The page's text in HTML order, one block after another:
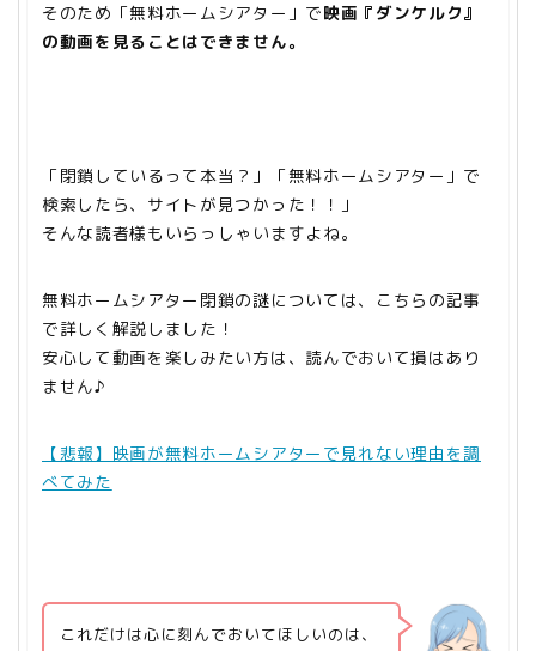
そのため「無料ホームシアター」で映画『ダンケルク』
の動画を見ることはできません。
「閉鎖しているって本当？」「無料ホームシアター」で
検索したら、サイトが見つかった！！」
そんな読者様もいらっしゃいますよね。
無料ホームシアター閉鎖の謎については、こちらの記事
で詳しく解説しました！
安心して動画を楽しみたい方は、読んでおいて損はあり
ません♪
【悲報】映画が無料ホームシアターで見れない理由を調
べてみた
これだけは心に刻んでおいてほしいのは、